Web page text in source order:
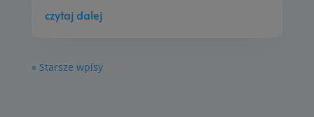
czytaj dalej
« Starsze wpisy